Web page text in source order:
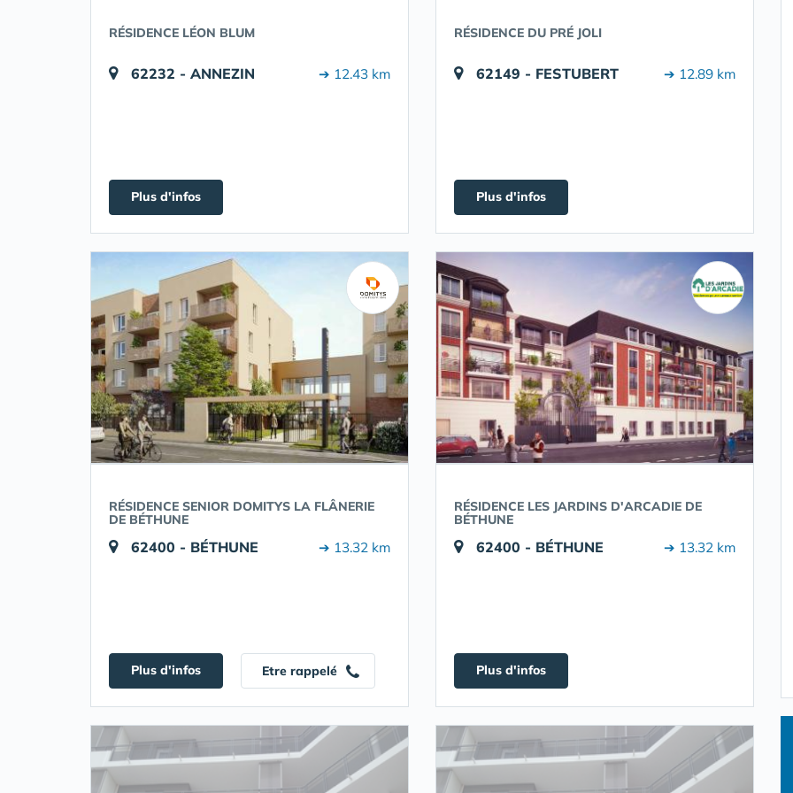
RÉSIDENCE LÉON BLUM
62232 - ANNEZIN ➔ 12.43 km
Plus d'infos
RÉSIDENCE DU PRÉ JOLI
62149 - FESTUBERT ➔ 12.89 km
Plus d'infos
RÉSIDENCE SENIOR DOMITYS LA FLÂNERIE
DE BÉTHUNE
62400 - BÉTHUNE ➔ 13.32 km
Plus d'infos Etre rappelé
RÉSIDENCE LES JARDINS D'ARCADIE DE
BÉTHUNE
62400 - BÉTHUNE ➔ 13.32 km
Plus d'infos